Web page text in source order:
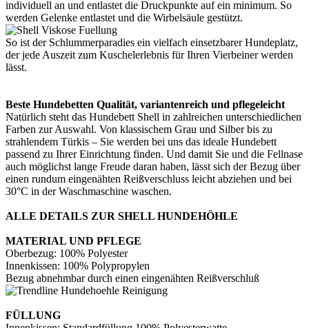
individuell an und entlastet die Druckpunkte auf ein minimum. So
werden Gelenke entlastet und die Wirbelsäule gestützt.
So ist der Schlummerparadies ein vielfach einsetzbarer Hundeplatz,
der jede Auszeit zum Kuschelerlebnis für Ihren Vierbeiner werden
lässt.
Beste Hundebetten Qualität, variantenreich und pflegeleicht
Natürlich steht das Hundebett Shell in zahlreichen unterschiedlichen
Farben zur Auswahl. Von klassischem Grau und Silber bis zu
strahlendem Türkis – Sie werden bei uns das ideale Hundebett
passend zu Ihrer Einrichtung finden. Und damit Sie und die Fellnase
auch möglichst lange Freude daran haben, lässt sich der Bezug über
einen rundum eingenähten Reißverschluss leicht abziehen und bei
30°C in der Waschmaschine waschen.
ALLE DETAILS ZUR SHELL HUNDEHÖHLE
MATERIAL UND PFLEGE
Oberbezug: 100% Polyester
Innenkissen: 100% Polypropylen
Bezug abnehmbar durch einen eingenähten Reißverschluß
FÜLLUNG